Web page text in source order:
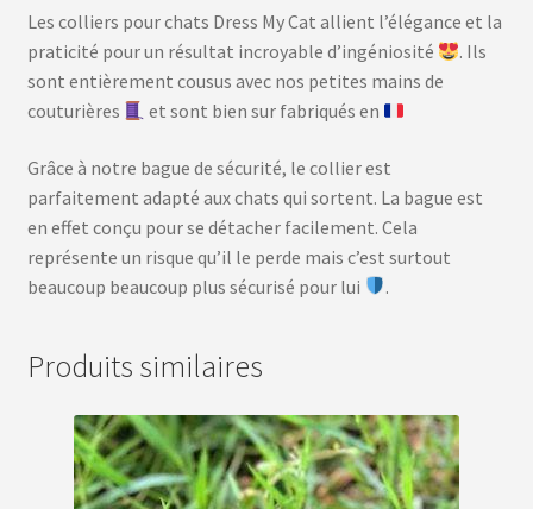
Les colliers pour chats Dress My Cat allient l’élégance et la
praticité pour un résultat incroyable d’ingéniosité
. Ils
sont entièrement cousus avec nos petites mains de
couturières
et sont bien sur fabriqués en
Grâce à notre bague de sécurité, le collier est
parfaitement adapté aux chats qui sortent. La bague est
en effet conçu pour se détacher facilement. Cela
représente un risque qu’il le perde mais c’est surtout
beaucoup beaucoup plus sécurisé pour lui
.
Produits similaires